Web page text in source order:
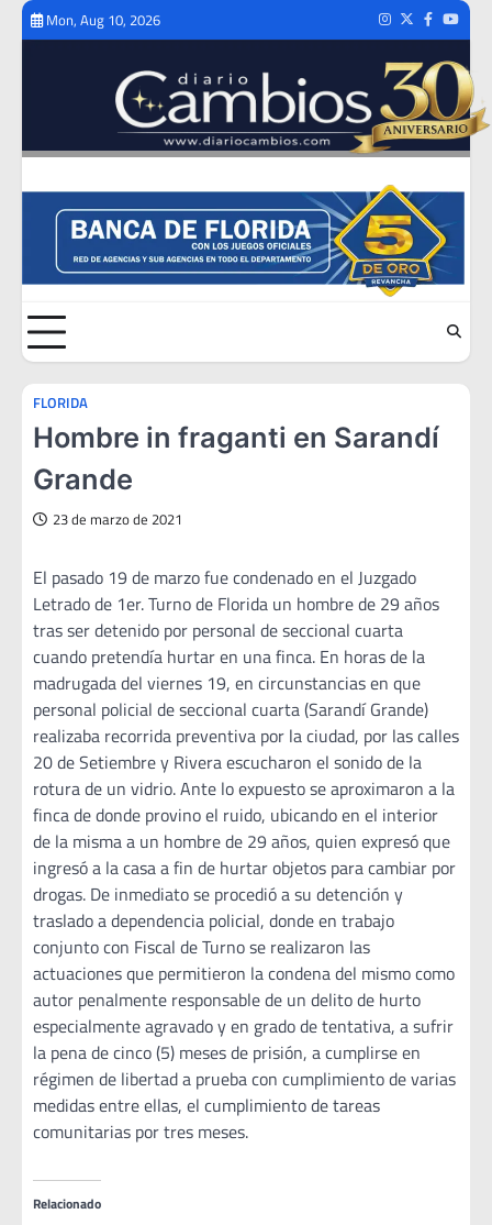
Skip
Mon, Aug 10, 2026 Instagram
TwitterFacebook
FLORIDA
Hombre in fraganti en Sarandí
Grande
23 de marzo de 2021
El pasado 19 de marzo fue condenado en el Juzgado
Letrado de 1er. Turno de Florida un hombre de 29 años
tras ser detenido por personal de seccional cuarta
cuando pretendía hurtar en una finca. En horas de la
madrugada del viernes 19, en circunstancias en que
personal policial de seccional cuarta (Sarandí Grande)
realizaba recorrida preventiva por la ciudad, por las calles
20 de Setiembre y Rivera escucharon el sonido de la
rotura de un vidrio. Ante lo expuesto se aproximaron a la
finca de donde provino el ruido, ubicando en el interior
de la misma a un hombre de 29 años, quien expresó que
ingresó a la casa a fin de hurtar objetos para cambiar por
drogas. De inmediato se procedió a su detención y
traslado a dependencia policial, donde en trabajo
conjunto con Fiscal de Turno se realizaron las
actuaciones que permitieron la condena del mismo como
autor penalmente responsable de un delito de hurto
especialmente agravado y en grado de tentativa, a sufrir
la pena de cinco (5) meses de prisión, a cumplirse en
régimen de libertad a prueba con cumplimiento de varias
medidas entre ellas, el cumplimiento de tareas
comunitarias por tres meses.
Relacionado